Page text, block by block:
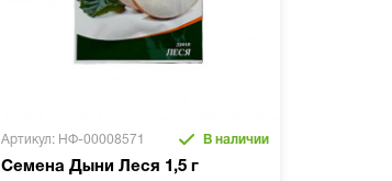
Артикул: НФ-00008571 В наличии
Семена Дыни Леся 1,5 г